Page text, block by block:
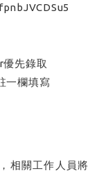
先錄取
一欄填寫
相關工作人員將